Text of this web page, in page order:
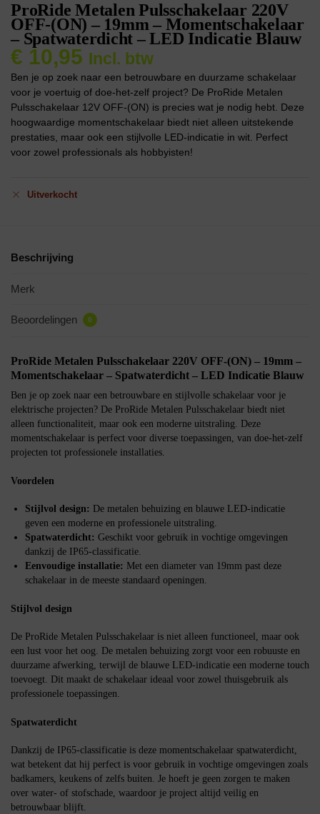
ProRide Metalen Pulsschakelaar 220V
OFF-(ON) – 19mm – Momentschakelaar
– Spatwaterdicht – LED Indicatie Blauw
€ 10,95 Incl. btw
Ben je op zoek naar een betrouwbare en duurzame schakelaar
voor je voertuig of doe-het-zelf project? De ProRide Metalen
Pulsschakelaar 12V OFF-(ON) is precies wat je nodig hebt. Deze
hoogwaardige momentschakelaar biedt niet alleen uitstekende
prestaties, maar ook een stijlvolle LED-indicatie in wit. Perfect
voor zowel professionals als hobbyisten!
Uitverkocht
Beschrijving
Merk
Beoordelingen 0
ProRide Metalen Pulsschakelaar 220V OFF-(ON) – 19mm –
Momentschakelaar – Spatwaterdicht – LED Indicatie Blauw
Ben je op zoek naar een betrouwbare en stijlvolle schakelaar voor je
elektrische projecten? De ProRide Metalen Pulsschakelaar biedt niet
alleen functionaliteit, maar ook een moderne uitstraling. Deze
momentschakelaar is perfect voor diverse toepassingen, van doe-het-zelf
projecten tot professionele installaties.
Voordelen
Stijlvol design: De metalen behuizing en blauwe LED-indicatie
geven een moderne en professionele uitstraling.
Spatwaterdicht: Geschikt voor gebruik in vochtige omgevingen
dankzij de IP65-classificatie.
Eenvoudige installatie: Met een diameter van 19mm past deze
schakelaar in de meeste standaard openingen.
Stijlvol design
De ProRide Metalen Pulsschakelaar is niet alleen functioneel, maar ook
een lust voor het oog. De metalen behuizing zorgt voor een robuuste en
duurzame afwerking, terwijl de blauwe LED-indicatie een moderne touch
toevoegt. Dit maakt de schakelaar ideaal voor zowel thuisgebruik als
professionele toepassingen.
Spatwaterdicht
Dankzij de IP65-classificatie is deze momentschakelaar spatwaterdicht,
wat betekent dat hij perfect is voor gebruik in vochtige omgevingen zoals
badkamers, keukens of zelfs buiten. Je hoeft je geen zorgen te maken
over water- of stofschade, waardoor je project altijd veilig en
betrouwbaar blijft.